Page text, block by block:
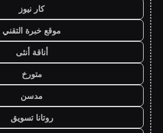
كار نيوز
موقع خبرة التقني
أناقة أنثى
متورخ
مدسن
روتانا تسويق